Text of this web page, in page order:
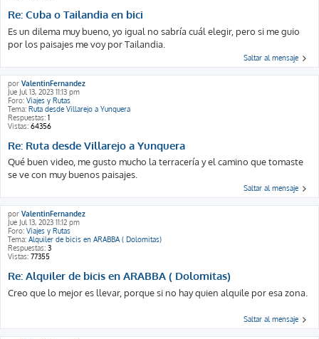
Re: Cuba o Tailandia en bici
Es un dilema muy bueno, yo igual no sabría cuál elegir, pero si me guio
por los paisajes me voy por Tailandia.
Saltar al mensaje
por ValentinFernandez
Jue Jul 13, 2023 11:13 pm
Foro: Viajes y Rutas
Tema: Ruta desde Villarejo a Yunquera
Respuestas: 1
Vistas: 64356
Re: Ruta desde Villarejo a Yunquera
Qué buen video, me gusto mucho la terracería y el camino que tomaste
se ve con muy buenos paisajes.
Saltar al mensaje
por ValentinFernandez
Jue Jul 13, 2023 11:12 pm
Foro: Viajes y Rutas
Tema: Alquiler de bicis en ARABBA ( Dolomitas)
Respuestas: 3
Vistas: 77355
Re: Alquiler de bicis en ARABBA ( Dolomitas)
Creo que lo mejor es llevar, porque si no hay quien alquile por esa zona.
Saltar al mensaje